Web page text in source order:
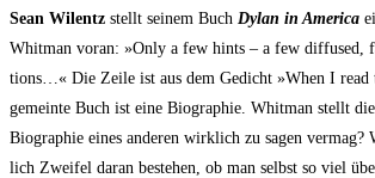
Sean Wil­entz stellt sei­nem Buch Dylan in Ame­ri­ca
Whit­man vor­an: »Only a few hints – a few dif­fu­sed,
tions…« Die Zei­le ist aus dem Gedicht »When I read
gemein­te Buch ist eine Bio­gra­phie. Whit­man stellt
Bio­gra­phie eines ande­ren wirk­lich zu sagen
lich Zwei­fel dar­an bestehen, ob man selbst so viel